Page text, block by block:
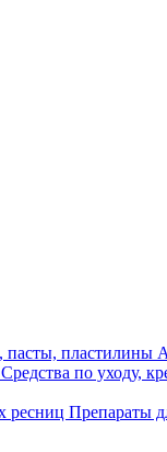
пасты, пластилины
Средства по уходу,
ресниц Препараты